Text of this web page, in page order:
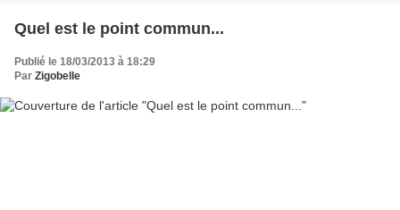
Quel est le point commun...
Publié le 18/03/2013 à 18:29
Par Zigobelle